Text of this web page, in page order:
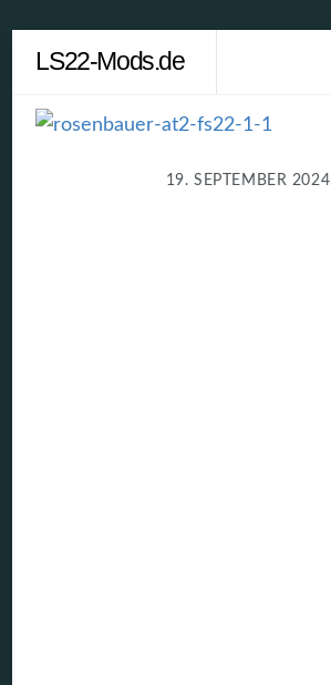
content
LS22-Mods.de
19. SEPTEMBER 2024